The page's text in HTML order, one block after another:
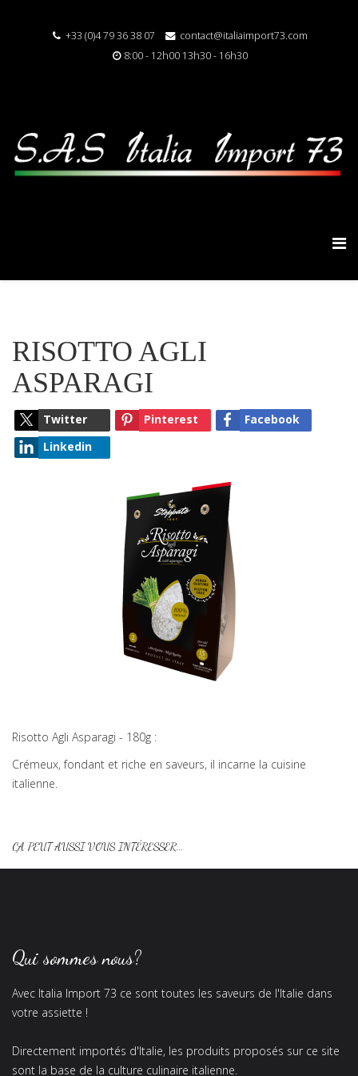
+33 (0)4 79 36 38 07
contact@italiaimport73.com
8:00 - 12h00 13h30 - 16h30
RISOTTO AGLI
ASPARAGI
Twitter Pinterest
Facebook
Linkedin
Risotto Agli Asparagi - 180g :
Crémeux, fondant et riche en saveurs, il incarne la cuisine
italienne.
ÇA PEUT AUSSI VOUS INTÉRESSER...
Qui sommes nous?
Avec Italia Import 73 ce sont toutes les saveurs de l'Italie dans
votre assiette !
Directement importés d'Italie, les produits proposés sur ce site
sont la base de la culture culinaire italienne.